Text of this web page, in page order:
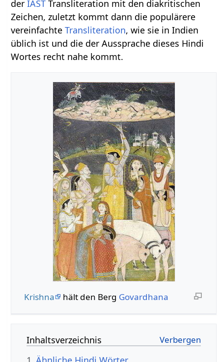
derIAST Transliteration mit den diakritischen
Zeichen, zuletzt kommt dann die populärere
vereinfachteTransliteration, wie sie in Indien
üblich ist und die der Aussprache dieses Hindi
Wortes recht nahe kommt.
Krishna hält den Berg Govardhana
Inhaltsverzeichnis